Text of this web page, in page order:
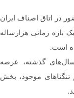
در اتاق اصناف ایران
بازه زمانی هزارساله
است.
سال‌های گذشته، عرصه
تنگناهای موجود، بخش